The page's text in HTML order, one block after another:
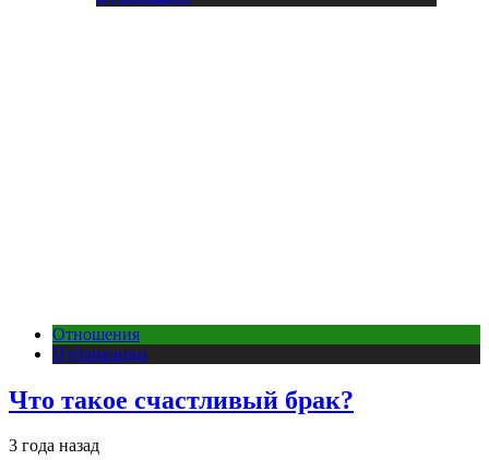
Отношения
Публикации
Что такое счастливый брак?
3 года назад